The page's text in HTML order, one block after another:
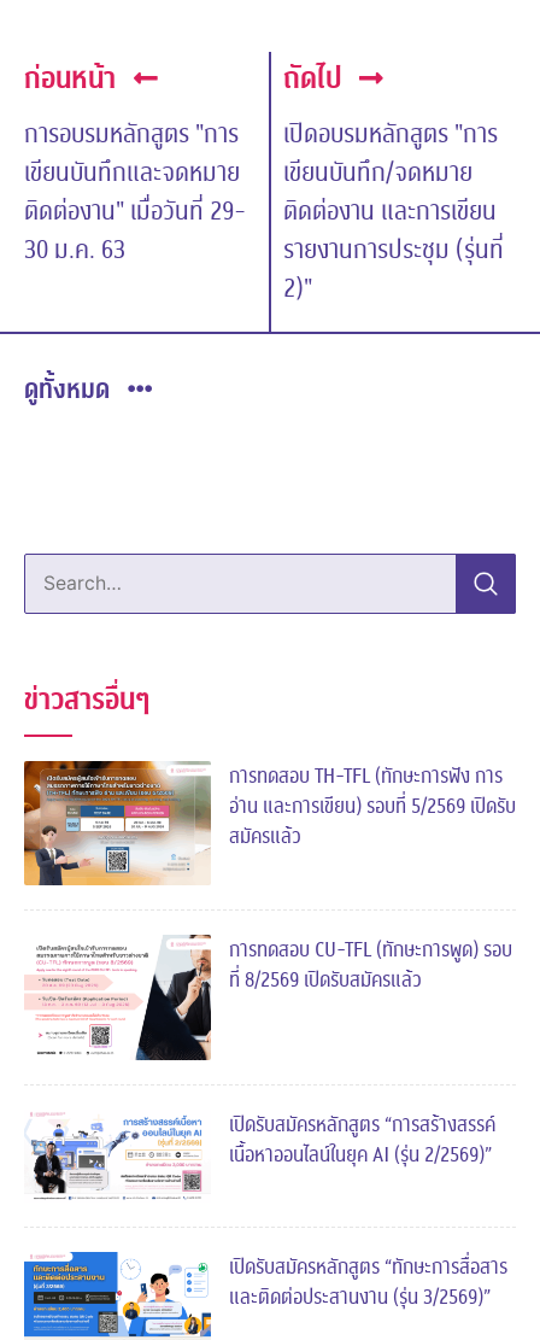
ก่อนหน้า
การอบรมหลักสูตร "การ
เขียนบันทึกและจดหมาย
ติดต่องาน" เมื่อวันที่ 29-
30 ม.ค. 63
ถัดไป
เปิดอบรมหลักสูตร "การ
เขียนบันทึก/จดหมาย
ติดต่องาน และการเขียน
รายงานการประชุม (รุ่นที่
2)"
ดูทั้งหมด
Search…
ข่าวสารอื่นๆ
การทดสอบ TH-TFL (ทักษะการฟัง การ
อ่าน และการเขียน) รอบที่ 5/2569 เปิดรับ
สมัครแล้ว
การทดสอบ CU-TFL (ทักษะการพูด) รอบ
ที่ 8/2569 เปิดรับสมัครแล้ว
เปิดรับสมัครหลักสูตร “การสร้างสรรค์
เนื้อหาออนไลน์ในยุค AI (รุ่น 2/2569)”
เปิดรับสมัครหลักสูตร “ทักษะการสื่อสาร
และติดต่อประสานงาน (รุ่น 3/2569)”